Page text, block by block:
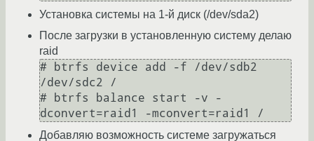
Установка системы на 1-й диск (/dev/sda2)
После загрузки в установленную систему делаю
raid
# btrfs device add -f /dev/sdb2
/dev/sdc2 /
# btrfs balance start -v -
Добавляю возможность системе загружаться